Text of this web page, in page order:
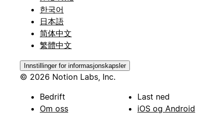
한국어
日本語
简体中文
繁體中文
Innstillinger for informasjonskapsler
© 2026 Notion Labs, Inc.
Bedrift
Om oss
Last ned
iOS og Android